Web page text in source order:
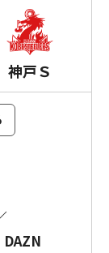
神戸Ｓ
DAZN